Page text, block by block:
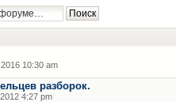
10:30 am
разборок.
4:27 pm